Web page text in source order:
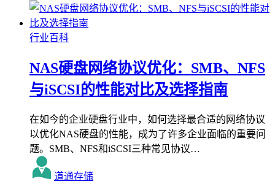
行业百科
NAS硬盘网络协议优化：SMB、NFS
与iSCSI的性能对比及选择指南
在如今的企业硬盘行业中，如何选择最合适的网络协议
以优化NAS硬盘的性能，成为了许多企业面临的重要问
题。SMB、NFS和iSCSI三种常见协议…
道通存储